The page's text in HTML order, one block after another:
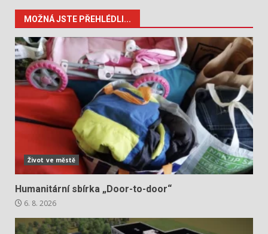
MOŽNÁ JSTE PŘEHLÉDLI...
Život ve městě
Humanitární sbírka „Door-to-door“
6. 8. 2026